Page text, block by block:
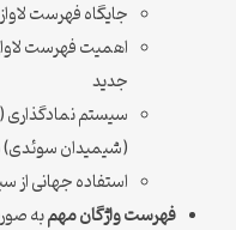
جایگاه فهرست
اهمیت فهرست
جدید
سیستم نمادگذاری
(شیمیدان سوئدی) در
استفاده جهانی از
فهرست واژگان مهمبه